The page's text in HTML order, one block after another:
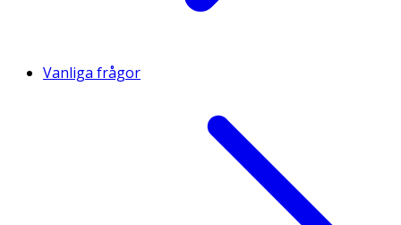
Vanliga frågor